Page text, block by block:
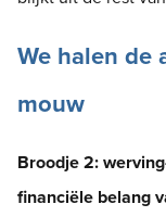
We halen de
mouw
Broodje 2:
financiële belang